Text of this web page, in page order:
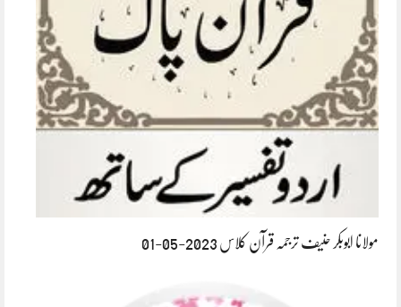
مولانا ابوبکر حنیف ترجمہ قرآن کلاس 2023-05-01